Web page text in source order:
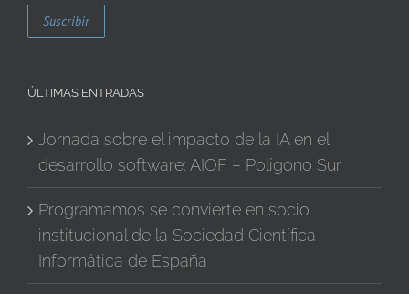
ÚLTIMAS ENTRADAS
Jornada sobre el impacto de la IA en el
desarrollo software: AIOF – Polígono Sur
Programamos se convierte en socio
institucional de la Sociedad Científica
Informática de España